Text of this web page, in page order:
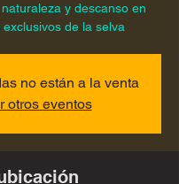
y descanso en
de la selva
no están a la venta
otros eventos